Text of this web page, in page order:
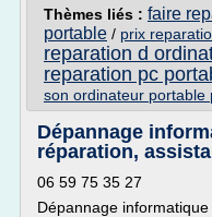
Thèmes liés : faire
portable / prix
reparation d
reparation pc
son ordinateur portable
Dépannage
réparation,
06 59 75 35 27
Dépannage informatique